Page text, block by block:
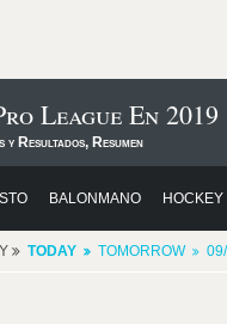
League En 2019
Resultados, Resumen
BALONMANO HOCKEY
TODAY TOMORROW